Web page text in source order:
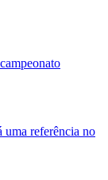
uma referência no